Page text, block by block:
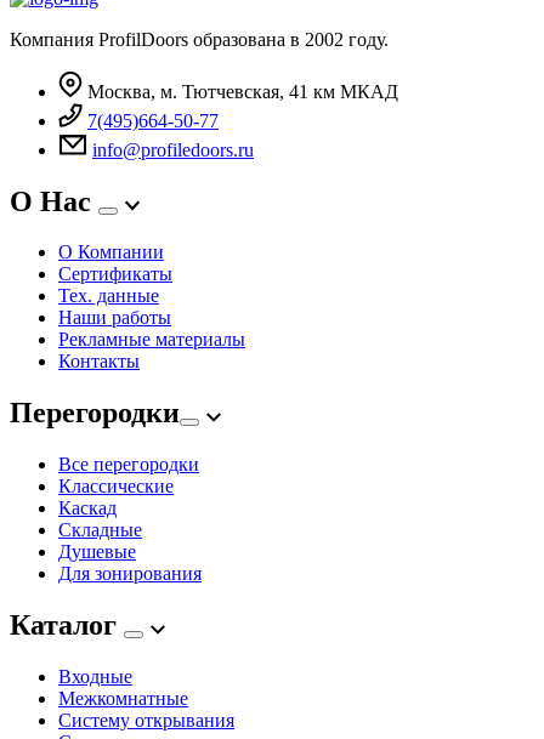
Компания ProfilDoors образована в 2002 году.
Москва, м. Тютчевская, 41 км МКАД
7(495)664-50-77
info@profiledoors.ru
О Нас
О Компании
Сертификаты
Тех. данные
Наши работы
Рекламные материалы
Контакты
Перегородки
Все перегородки
Классические
Каскад
Складные
Душевые
Для зонирования
Каталог
Входные
Межкомнатные
Систему открывания